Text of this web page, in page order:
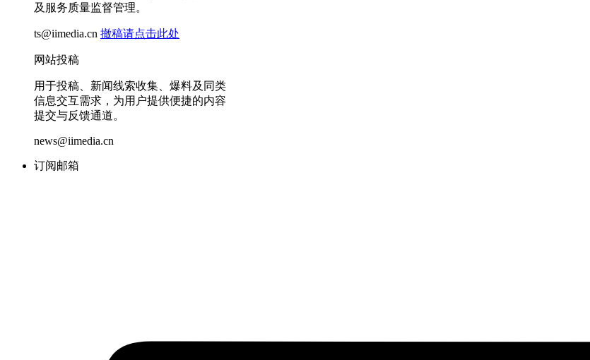
及服务质量监督管理。
ts@iimedia.cn 撤稿请点击此处
网站投稿
用于投稿、新闻线索收集、爆料及同类
信息交互需求，为用户提供便捷的内容
提交与反馈通道。
news@iimedia.cn
订阅邮箱